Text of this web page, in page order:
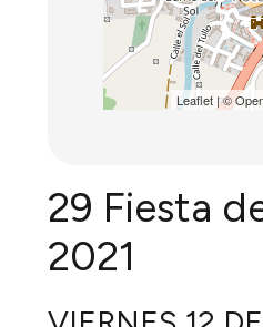
Leaflet| ©
29 Fiesta
2021